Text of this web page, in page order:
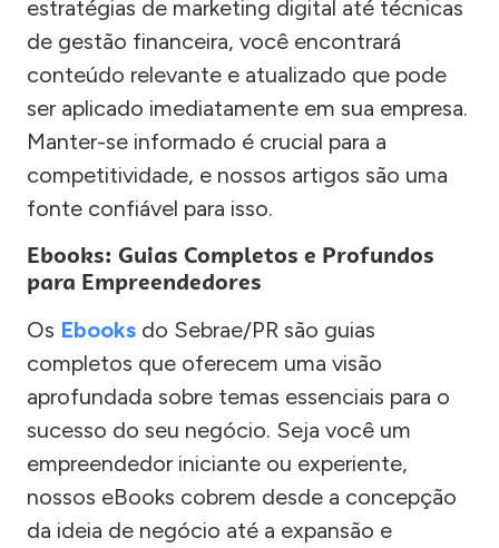
estratégias de marketing digital até técnicas
de gestão financeira, você encontrará
conteúdo relevante e atualizado que pode
ser aplicado imediatamente em sua empresa.
Manter-se informado é crucial para a
competitividade, e nossos artigos são uma
fonte confiável para isso.
Ebooks: Guias Completos e Profundos
para Empreendedores
Os Ebooks do Sebrae/PR são guias
completos que oferecem uma visão
aprofundada sobre temas essenciais para o
sucesso do seu negócio. Seja você um
empreendedor iniciante ou experiente,
nossos eBooks cobrem desde a concepção
da ideia de negócio até a expansão e